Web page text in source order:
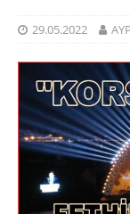
29.05.2022